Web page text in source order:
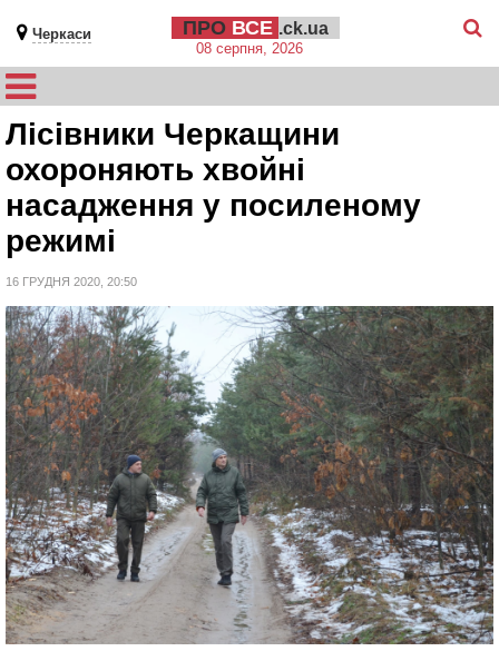
Черкаси ПРО ВСЕ .ck.ua
08 серпня, 2026
Лісівники Черкащини
охороняють хвойні
насадження у посиленому
режимі
16 ГРУДНЯ 2020, 20:50